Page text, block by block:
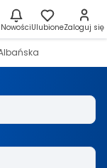
NowościUlubioneZaloguj się